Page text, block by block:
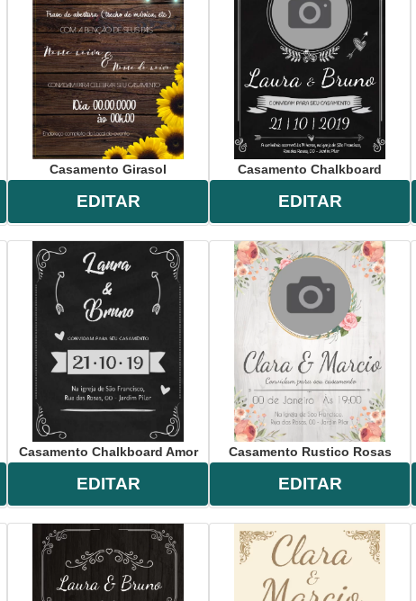
Casamento Girasol
EDITAR
Casamento Chalkboard
EDITAR
Casamento Chalkboard Amor
EDITAR
Casamento Rustico Rosas
EDITAR